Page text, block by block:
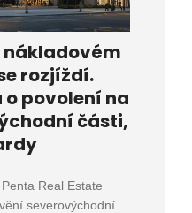
rozjíždí.
povolení na
části,
Real Estate
severovýchodní